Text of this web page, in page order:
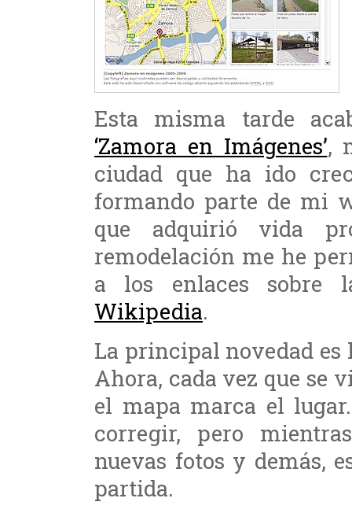
Esta misma tarde
‘Zamora en Imágenes’,
ciudad que ha ido
formando parte de mi
que adquirió vida
remodelación me he
a los enlaces sobre
Wikipedia.
La principal novedad
Ahora, cada vez que se
el mapa marca el
corregir, pero
nuevas fotos y demás,
partida.